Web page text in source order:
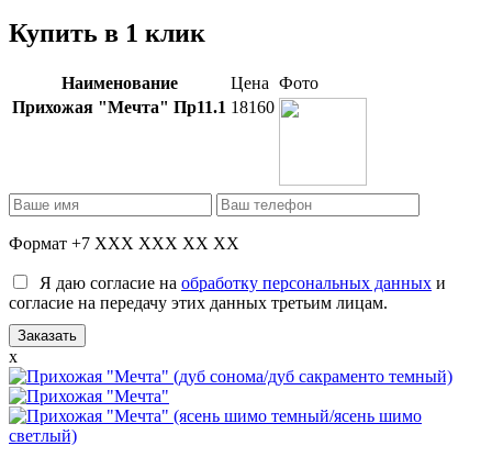
Купить в 1 клик
Наименование Цена Фото
Прихожая "Мечта" Пр11.1 18160
Формат +7 XXX XXX XX XX
Я даю согласие на обработку персональных данных и
согласие на передачу этих данных третьим лицам.
x